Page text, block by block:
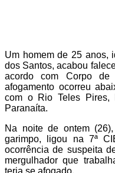
Um homem de 25 anos,
dos Santos, acabou
acordo com Corpo de
afogamento ocorreu
com o Rio Teles Pires,
Paranaíta.
Na noite de ontem
garimpo, ligou na 7ª
ocorrência de suspeita
mergulhador que
teria se afogado.